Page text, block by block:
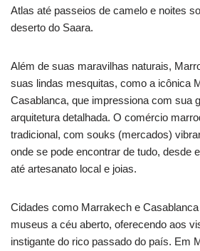
Atlas até passeios de camelo e noites
deserto do Saara.
Além de suas maravilhas naturais,
suas lindas mesquitas, como a icônica
Casablanca, que impressiona com sua
arquitetura detalhada. O comércio
tradicional, com souks (mercados)
onde se pode encontrar de tudo, desde
até artesanato local e joias.
Cidades como Marrakech e
museus a céu aberto, oferecendo aos
instigante do rico passado do país. Em